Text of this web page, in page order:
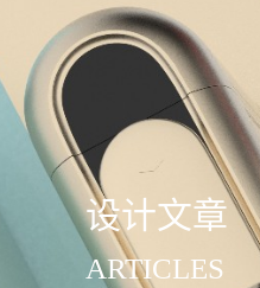
设计文章
ARTICLES